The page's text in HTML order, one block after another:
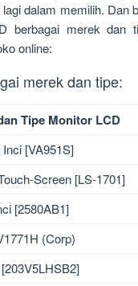
dalam memilih. Dan
berbagai merek dan
online:
merek dan tipe:
Tipe Monitor LCD
[VA951S]
Screen [LS-1701]
[2580AB1]
(Corp)